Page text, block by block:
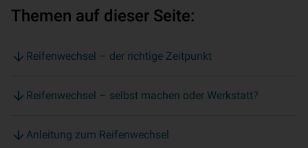
Themen auf dieser Seite:
Reifenwechsel – der richtige Zeitpunkt
Reifenwechsel – selbst machen oder Werkstatt?
Anleitung zum Reifenwechsel